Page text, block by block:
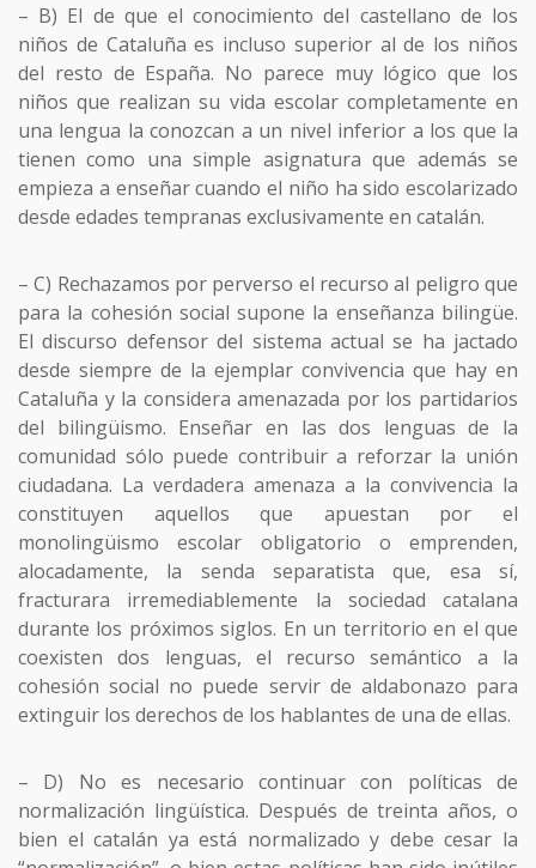
– B) El de que el conocimiento del castellano de los
niños de Cataluña es incluso superior al de los niños
del resto de España. No parece muy lógico que los
niños que realizan su vida escolar completamente en
una lengua la conozcan a un nivel inferior a los que la
tienen como una simple asignatura que además se
empieza a enseñar cuando el niño ha sido escolarizado
desde edades tempranas exclusivamente en catalán.
– C) Rechazamos por perverso el recurso al peligro que
para la cohesión social supone la enseñanza bilingüe.
El discurso defensor del sistema actual se ha jactado
desde siempre de la ejemplar convivencia que hay en
Cataluña y la considera amenazada por los partidarios
del bilingüismo. Enseñar en las dos lenguas de la
comunidad sólo puede contribuir a reforzar la unión
ciudadana. La verdadera amenaza a la convivencia la
constituyen aquellos que apuestan por el
monolingüismo escolar obligatorio o emprenden,
alocadamente, la senda separatista que, esa sí,
fracturara irremediablemente la sociedad catalana
durante los próximos siglos. En un territorio en el que
coexisten dos lenguas, el recurso semántico a la
cohesión social no puede servir de aldabonazo para
extinguir los derechos de los hablantes de una de ellas.
– D) No es necesario continuar con políticas de
normalización lingüística. Después de treinta años, o
bien el catalán ya está normalizado y debe cesar la